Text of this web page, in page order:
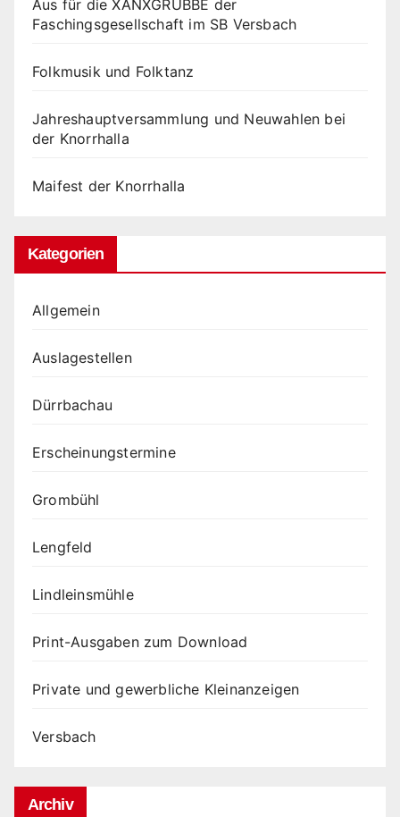
Aus für die XANXGRUBBE der
Faschingsgesellschaft im SB Versbach
Folkmusik und Folktanz
Jahreshauptversammlung und Neuwahlen bei
der Knorrhalla
Maifest der Knorrhalla
Kategorien
Allgemein
Auslagestellen
Dürrbachau
Erscheinungstermine
Grombühl
Lengfeld
Lindleinsmühle
Print-Ausgaben zum Download
Private und gewerbliche Kleinanzeigen
Versbach
Archiv